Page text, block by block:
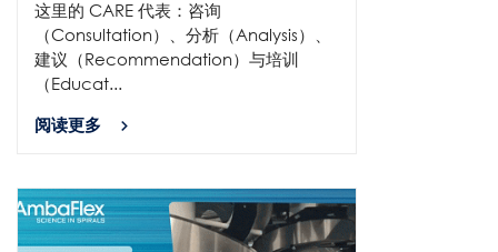
这里的 CARE 代表：咨询
（Consultation）、分析（Analysis）、
建议（Recommendation）与培训
（Educat...
阅读更多